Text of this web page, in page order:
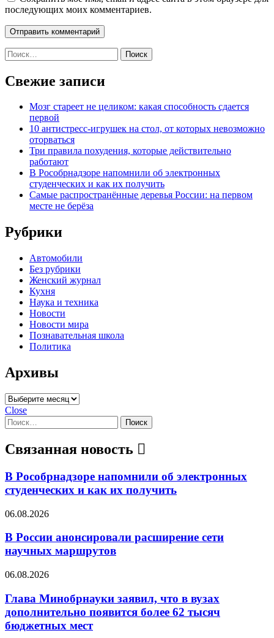
последующих моих комментариев.
Найти:
Свежие записи
Мозг стареет не целиком: какая способность сдается
первой
10 антистресс-игрушек на стол, от которых невозможно
оторваться
Три правила похудения, которые действительно
работают
В Рособрнадзоре напомнили об электронных
студенческих и как их получить
Самые распространённые деревья России: на первом
месте не берёза
Рубрики
Автомобили
Без рубрики
Женский журнал
Кухня
Наука и техника
Новости
Новости мира
Познавательная школа
Политика
Архивы
Архивы
Close
Найти:
Связанная новость
В Рособрнадзоре напомнили об электронных
студенческих и как их получить
06.08.2026
В России анонсировали расширение сети
научных маршрутов
06.08.2026
Глава Минобрнауки заявил, что в вузах
дополнительно появится более 62 тысяч
бюджетных мест